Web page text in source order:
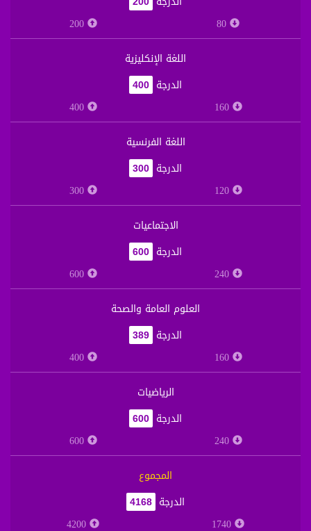
200
اللغة الإنكليزية
الدرجة
400
160
400
اللغة الفرنسية
الدرجة
300
120
300
الاجتماعيات
الدرجة
600
240
600
العلوم العامة والصحة
الدرجة
389
160
400
الرياضيات
الدرجة
600
240
600
المجموع
الدرجة
4168